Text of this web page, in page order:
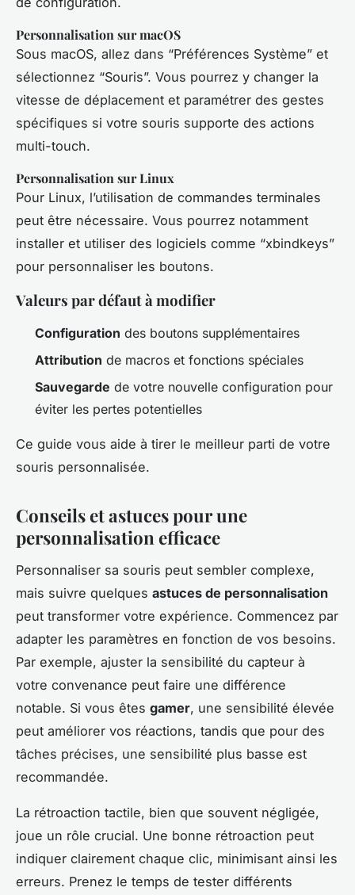
Personnalisation sur macOS
Sous macOS, allez dans “Préférences Système” et
sélectionnez “Souris”. Vous pourrez y changer la
vitesse de déplacement et paramétrer des gestes
spécifiques si votre souris supporte des actions
multi-touch.
Personnalisation sur Linux
Pour Linux, l’utilisation de commandes terminales
peut être nécessaire. Vous pourrez notamment
installer et utiliser des logiciels comme “xbindkeys”
pour personnaliser les boutons.
Valeurs par défaut à modifier
Configuration des boutons supplémentaires
Attribution de macros et fonctions spéciales
Sauvegarde de votre nouvelle configuration pour
éviter les pertes potentielles
Ce guide vous aide à tirer le meilleur parti de votre
souris personnalisée.
Conseils et astuces pour une
personnalisation efficace
Personnaliser sa souris peut sembler complexe,
mais suivre quelques astuces de personnalisation
peut transformer votre expérience. Commencez par
adapter les paramètres en fonction de vos besoins.
Par exemple, ajuster la sensibilité du capteur à
votre convenance peut faire une différence
notable. Si vous êtes gamer, une sensibilité élevée
peut améliorer vos réactions, tandis que pour des
tâches précises, une sensibilité plus basse est
recommandée.
La rétroaction tactile, bien que souvent négligée,
joue un rôle crucial. Une bonne rétroaction peut
indiquer clairement chaque clic, minimisant ainsi les
erreurs. Prenez le temps de tester différents